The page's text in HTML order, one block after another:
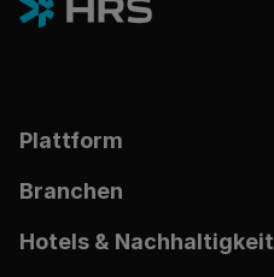
Plattform
Branchen
Hotels & Nachhaltigkeit